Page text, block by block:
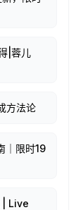
|蓉儿
方法论
｜限时19
| Live